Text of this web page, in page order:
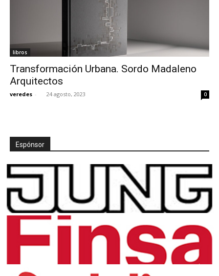
libros
Transformación Urbana. Sordo Madaleno
Arquitectos
veredes - 24 agosto, 2023 0
Espónsor